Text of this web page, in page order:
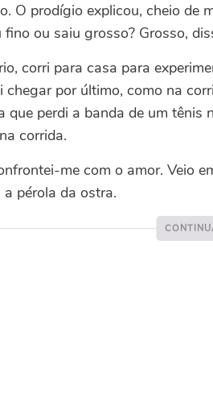
O prodígio explicou, cheio de
fino ou saiu grosso? Grosso,
corri para casa para
chegar por último, como na
que perdi a banda de um tênis
corrida.
me com o amor. Veio
pérola da ostra.